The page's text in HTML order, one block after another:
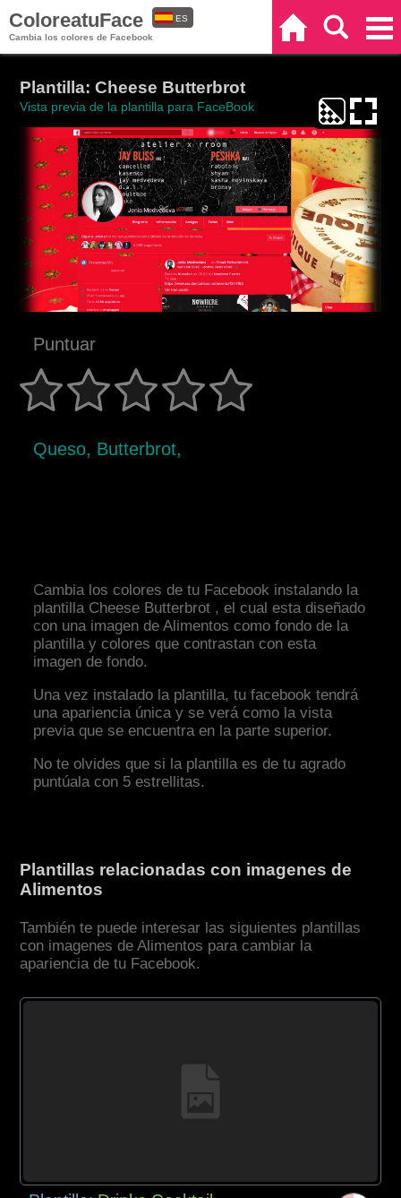
ColoreatuFace
Cambia los colores de Facebook
ES
Plantilla: Cheese Butterbrot
Vista previa de la plantilla para FaceBook
Puntuar
Queso, Butterbrot,
Cambia los colores de tu Facebook instalando la
plantilla Cheese Butterbrot , el cual esta diseñado
con una imagen de Alimentos como fondo de la
plantilla y colores que contrastan con esta
imagen de fondo.
Una vez instalado la plantilla, tu facebook tendrá
una apariencia única y se verá como la vista
previa que se encuentra en la parte superior.
No te olvides que si la plantilla es de tu agrado
puntúala con 5 estrellitas.
Plantillas relacionadas con imagenes de
Alimentos
También te puede interesar las siguientes plantillas
con imagenes de Alimentos para cambiar la
apariencia de tu Facebook.